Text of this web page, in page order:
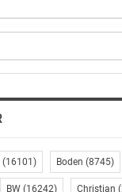
Erfahrung als
Kugler,
ein. Auch
(16101) Boden (8745)
BW (16242) Christian